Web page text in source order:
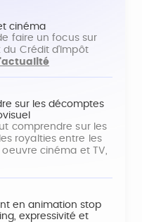
cinéma
faire un focus sur
du Crédit d'Impôt
sur les décomptes
comprendre sur les
royalties entre les
cinéma et TV,
en animation stop
expressivité et